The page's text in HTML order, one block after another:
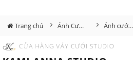
Trang chủ Ảnh Cưới Đà Lạt Ảnh cưới Đà Lạt - cặp đôi Thăng Phụng
CỬA HÀNG VÁY CƯỚI STUDIO